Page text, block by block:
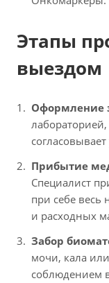
Этапы
выездом
Оформление
Прибытие
Специалист
при себе
и расходных
Забор
мочи, кала
соблюдением